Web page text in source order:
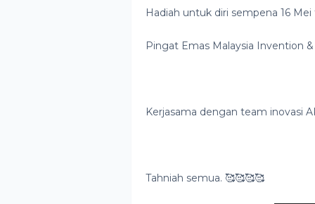
Hadiah untuk diri sempena 16 Mei
Pingat Emas Malaysia Invention
Kerjasama dengan team inovasi
Tahniah semua. 🥰🥰🥰🥰